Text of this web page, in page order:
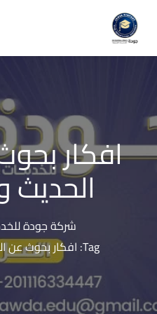
افكار
الحديث
شركة جودة
Tag: افكار بحوث عن التاريخ الحديث والمعاصر